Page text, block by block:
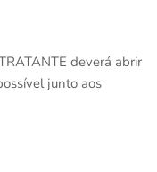
deverá abrir
junto aos